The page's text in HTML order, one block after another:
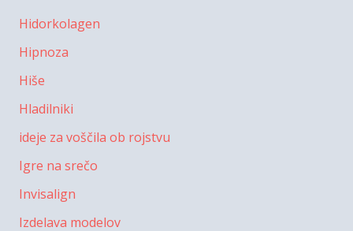
Hidorkolagen
Hipnoza
Hiše
Hladilniki
ideje za voščila ob rojstvu
Igre na srečo
Invisalign
Izdelava modelov